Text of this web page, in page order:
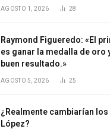
AGOSTO 1, 2026 28
Raymond Figueredo: «El
es ganar la medalla de oro
buen resultado.»
AGOSTO 5, 2026 25
¿Realmente cambiarían
López?